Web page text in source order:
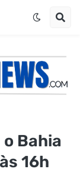
Bahia
16h